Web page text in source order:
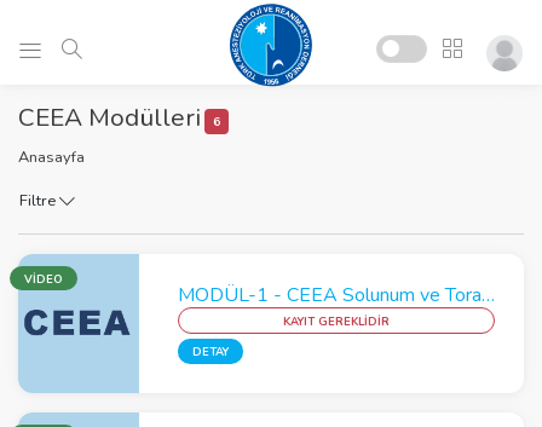
CEEA Modülleri 6
Anasayfa
Filtre
VİDEO
MODÜL-1 - CEEA Solunum ve Toraks Modülü
KAYIT GEREKLİDİR
DETAY